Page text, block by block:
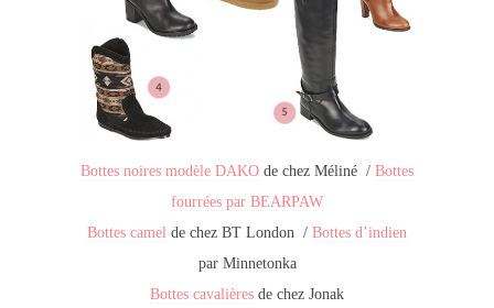
Bottes noires modèle DAKO de chez Méliné / Bottes
fourrées par BEARPAW
Bottes camel de chez BT London / Bottes d’indien
par Minnetonka
Bottes cavalières de chez Jonak